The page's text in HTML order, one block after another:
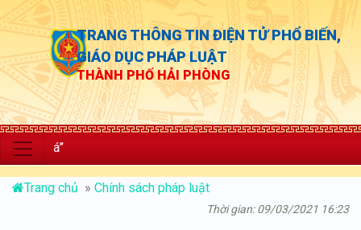
TRANG THÔNG TIN ĐIỆN TỬ PHỔ BIẾN,
GIÁO DỤC PHÁP LUẬT
THÀNH PHỐ HẢI PHÒNG
Trang chủ » Chính sách pháp luật
Thời gian: 09/03/2021 16:23